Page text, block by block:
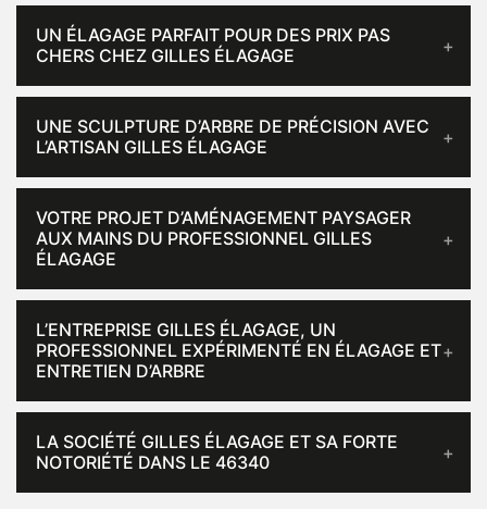
UN ÉLAGAGE PARFAIT POUR DES PRIX PAS
CHERS CHEZ GILLES ÉLAGAGE
UNE SCULPTURE D’ARBRE DE PRÉCISION AVEC
L’ARTISAN GILLES ÉLAGAGE
VOTRE PROJET D’AMÉNAGEMENT PAYSAGER
AUX MAINS DU PROFESSIONNEL GILLES
ÉLAGAGE
L’ENTREPRISE GILLES ÉLAGAGE, UN
PROFESSIONNEL EXPÉRIMENTÉ EN ÉLAGAGE ET
ENTRETIEN D’ARBRE
LA SOCIÉTÉ GILLES ÉLAGAGE ET SA FORTE
NOTORIÉTÉ DANS LE 46340